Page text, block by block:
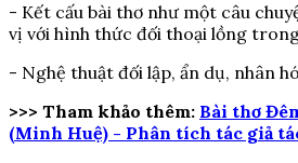
- Kết cấu bài thơ như một câu
vị với hình thức đối thoại lồng
- Nghệ thuật đối lập, ẩn dụ, nhân
>>> Tham khảo thêm: Bài thơ
(Minh Huệ) - Phân tích tác giả